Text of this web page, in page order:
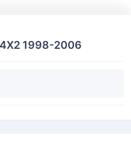
4X2 1998-2006